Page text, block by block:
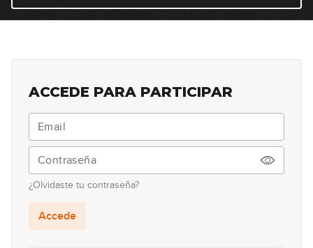
16:43
7
ACCEDE PARA PARTICIPAR
¿Olvidaste tu contraseña?
Accede